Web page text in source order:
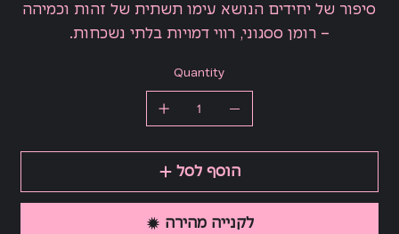
סיפור של יחידים הנושא עימו תשתית של זהות וכמיהה
– רומן ססגוני, רווי דמויות בלתי נשכחות.
Quantity
הוסף לסל
לקנייה מהירה